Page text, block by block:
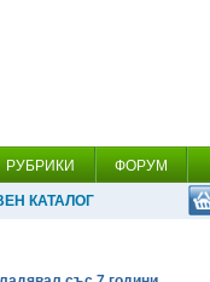
РУБРИКИ ФОРУМ
КАТАЛОГ